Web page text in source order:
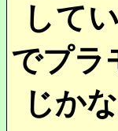
して
でプラ
じかな